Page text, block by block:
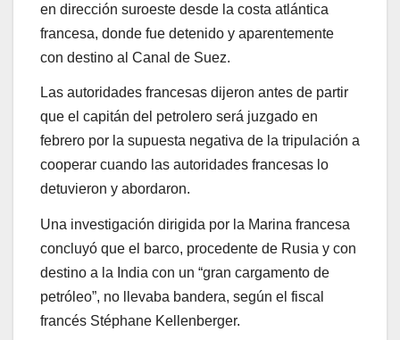
en dirección suroeste desde la costa atlántica
francesa, donde fue detenido y aparentemente
con destino al Canal de Suez.
Las autoridades francesas dijeron antes de partir
que el capitán del petrolero será juzgado en
febrero por la supuesta negativa de la tripulación a
cooperar cuando las autoridades francesas lo
detuvieron y abordaron.
Una investigación dirigida por la Marina francesa
concluyó que el barco, procedente de Rusia y con
destino a la India con un “gran cargamento de
petróleo”, no llevaba bandera, según el fiscal
francés Stéphane Kellenberger.